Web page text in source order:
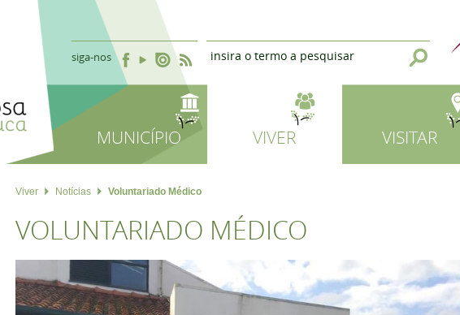
siga-nos
MUNICÍPIO VIVER VISITAR
Viver Notícias Voluntariado Médico
VOLUNTARIADO MÉDICO